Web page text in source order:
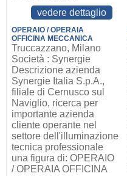
vedere dettaglio
OPERAIO / OPERAIA
OFFICINA MECCANICA
Truccazzano, Milano
Società : Synergie
Descrizione azienda
Synergie Italia S.p.A.,
filiale di Cernusco sul
Naviglio, ricerca per
importante azienda
cliente operante nel
settore dell'illuminazione
tecnica professionale
una figura di: OPERAIO
/ OPERAIA OFFICINA